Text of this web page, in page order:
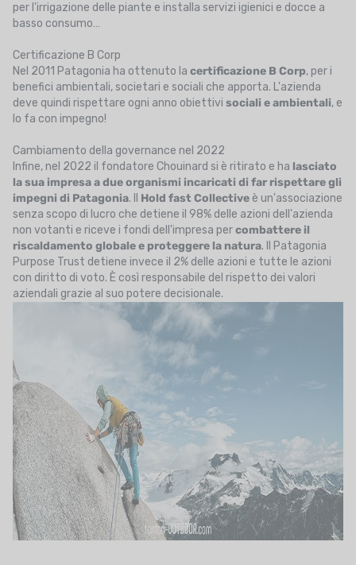
per l'irrigazione delle piante e installa servizi igienici e docce a
basso consumo…
Certificazione B Corp
Nel 2011 Patagonia ha ottenuto la certificazione B Corp, per i
benefici ambientali, societari e sociali che apporta. L'azienda
deve quindi rispettare ogni anno obiettivi sociali e ambientali, e
lo fa con impegno!
Cambiamento della governance nel 2022
Infine, nel 2022 il fondatore Chouinard si è ritirato e ha lasciato
la sua impresa a due organismi incaricati di far rispettare gli
impegni di Patagonia. Il Hold fast Collective è un'associazione
senza scopo di lucro che detiene il 98% delle azioni dell'azienda
non votanti e riceve i fondi dell'impresa percombattere il
riscaldamento globale e proteggere la natura. Il Patagonia
Purpose Trust detiene invece il 2% delle azioni e tutte le azioni
con diritto di voto. È così responsabile del rispetto dei valori
aziendali grazie al suo potere decisionale.